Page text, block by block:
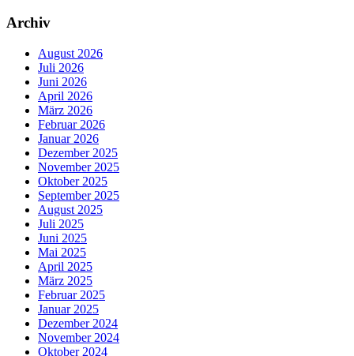
Archiv
August 2026
Juli 2026
Juni 2026
April 2026
März 2026
Februar 2026
Januar 2026
Dezember 2025
November 2025
Oktober 2025
September 2025
August 2025
Juli 2025
Juni 2025
Mai 2025
April 2025
März 2025
Februar 2025
Januar 2025
Dezember 2024
November 2024
Oktober 2024